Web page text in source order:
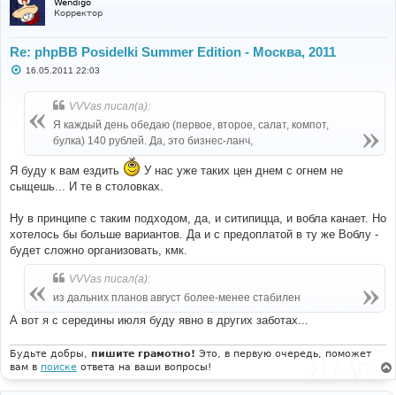
Wendigo
Корректор
Re: phpBB Posidelki Summer Edition - Москва, 2011
С
е
16.05.2011 22:03
VVVas писал(а):
Я каждый день обедаю (первое, второе, салат, компот,
булка) 140 рублей. Да, это бизнес-ланч,
Я буду к вам ездить
У нас уже таких цен днем с огнем не
сыщешь... И те в столовках.
Ну в принципе с таким подходом, да, и ситипицца, и вобла канает. Но
хотелось бы больше вариантов. Да и с предоплатой в ту же Воблу -
будет сложно организовать, кмк.
VVVas писал(а):
из дальних планов август более-менее стабилен
А вот я с середины июля буду явно в других заботах...
Будьте добры, пишите грамотно! Это, в первую очередь, поможет
вам в поиске ответа на ваши вопросы!